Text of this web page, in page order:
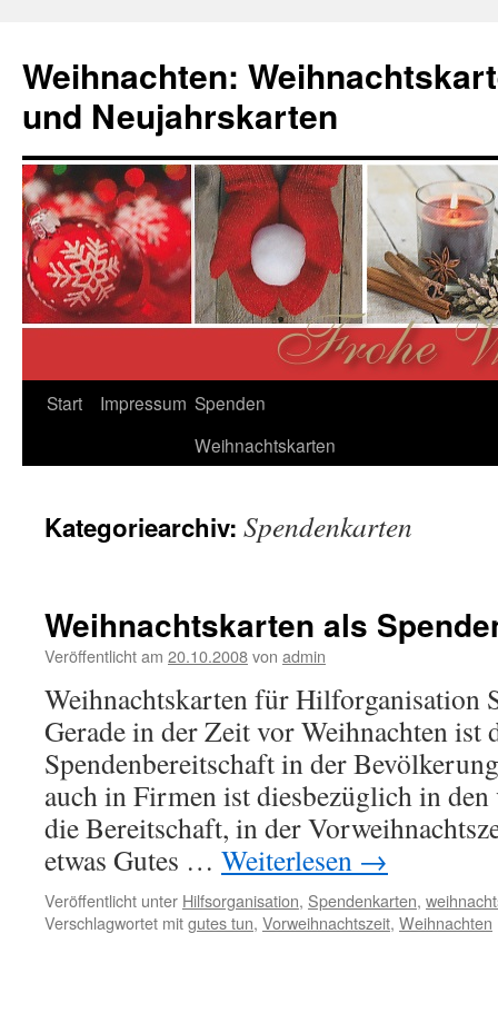
springen
Weihnachten:
und Neujahrskarten
Start Impressum Spenden
Weihnachtskarten
Kategoriearchiv: Spendenkarten
Weihnachtskarten als
Veröffentlicht am 20.10.2008von admin
Weihnachtskarten für Hilforganisation
Gerade in der Zeit vor Weihnachten ist
Spendenbereitschaft in der
auch in Firmen ist diesbezüglich in den
die Bereitschaft, in der
etwas Gutes … Weiterlesen →
Veröffentlicht unter Hilfsorganisation, Spendenkarten,
Verschlagwortet mitgutes tun, Vorweihnachtszeit, Weihnachten